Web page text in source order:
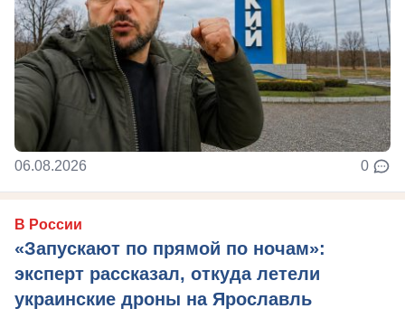
06.08.2026 0
В России
«Запускают по прямой по ночам»:
эксперт рассказал, откуда летели
украинские дроны на Ярославль